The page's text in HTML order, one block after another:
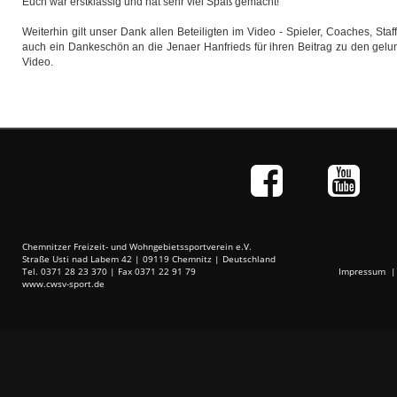
Weiterhin gilt unser Dank allen Beteiligten im Video - Spieler, Coaches,
auch ein Dankeschön an die Jenaer Hanfrieds für ihren Beitrag zu den
Video.
Chemnitzer Freizeit- und Wohngebietssportverein e.V.
Straße Usti nad Labem 42 | 09119 Chemnitz | Deutschland
Tel. 0371 28 23 370 | Fax 0371 22 91 79
www.cwsv-sport.de
Impressum